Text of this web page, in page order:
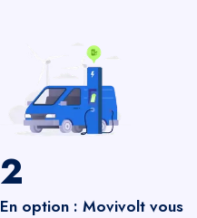
2
En option : Movivolt vous